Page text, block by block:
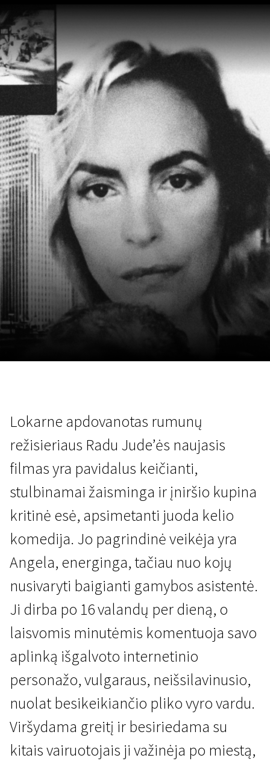
Kertant Europą
Nesitikėk per daug iš pasaulio
pabaigos
2 val. 43 min. | Komedija | N-18
Lokarne apdovanotas rumunų
režisieriaus Radu Jude’ės naujasis
filmas yra pavidalus keičianti,
stulbinamai žaisminga ir įniršio kupina
kritinė esė, apsimetanti juoda kelio
komedija. Jo pagrindinė veikėja yra
Angela, energinga, tačiau nuo kojų
nusivaryti baigianti gamybos asistentė.
Ji dirba po 16 valandų per dieną, o
laisvomis minutėmis komentuoja savo
aplinką išgalvoto internetinio
personažo, vulgaraus, neišsilavinusio,
nuolat besikeikiančio pliko vyro vardu.
Viršydama greitį ir besiriedama su
kitais vairuotojais ji važinėja po miestą,